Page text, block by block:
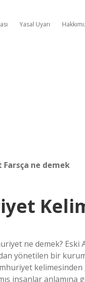
Yasal Uyarı
ne demek
ne demek?
yönetilen bir
insanlar